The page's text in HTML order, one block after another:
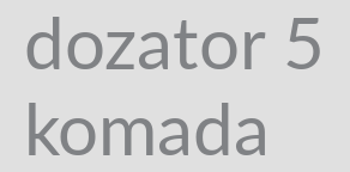
dozator 5
komada